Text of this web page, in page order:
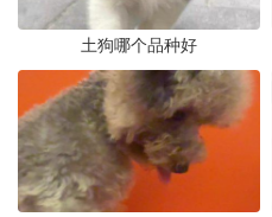
土狗哪个品种好